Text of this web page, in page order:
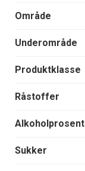
Område
Underområde
Produktklasse
Råstoffer
Alkoholprosent
Sukker